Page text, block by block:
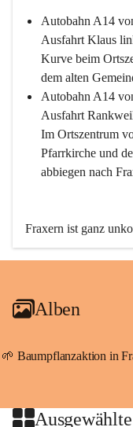
Autobahn A14
Ausfahrt Klaus
Kurve beim
dem alten
Autobahn A14
Ausfahrt
Im Ortszentrum
Pfarrkirche und
abbiegen nach
Fraxern ist ganz
den öffentlichen
An Samstagen,
persönlichen
Haltestelle
beide Fahrten
Alben
🌱 Baumpflanzaktion in